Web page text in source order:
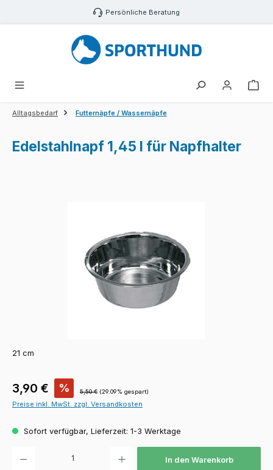
Zum Hauptinhalt springen Persönliche Beratung
Alltagsbedarf Futternäpfe / Wassernäpfe
Edelstahlnapf 1,45 l für Napfhalter
21 cm
Verkaufspreis:
3,90 € % Regulärer Preis:
5,50 € (29.09% gespart)
Preise inkl. MwSt. zzgl. Versandkosten
Sofort verfügbar, Lieferzeit: 1-3 Werktage
In den Warenkorb